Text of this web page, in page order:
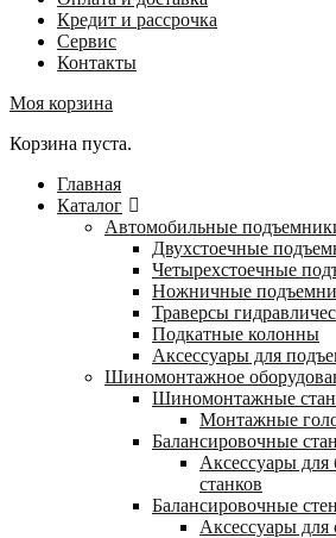
Кредит и рассрочка
Сервис
Контакты
Моя корзина
Корзина пуста.
Главная
Каталог
Автомобильные
Двухстоечные
Четырехстоечные
Ножничные
Траверсы
Подкатные колонны
Аксессуары для
Шиномонтажное
Шиномонтажные
Монтажные
Балансировочные
Аксессуары
станков
Балансировочные
Аксессуары для